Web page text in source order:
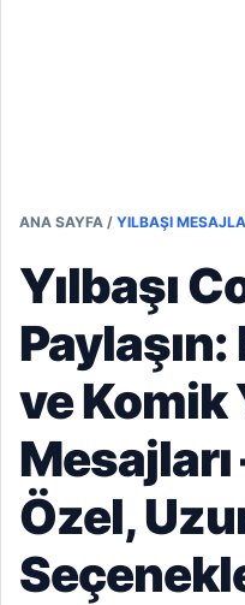
ANA SAYFA / YILBAŞI
Yılbaşı
ve Komik
Özel,